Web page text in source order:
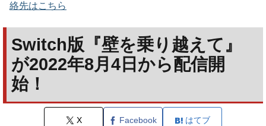
絡先はこちら
Switch版『壁を乗り越えて』
が2022年8月4日から配信開
始！
X Facebook はてブ